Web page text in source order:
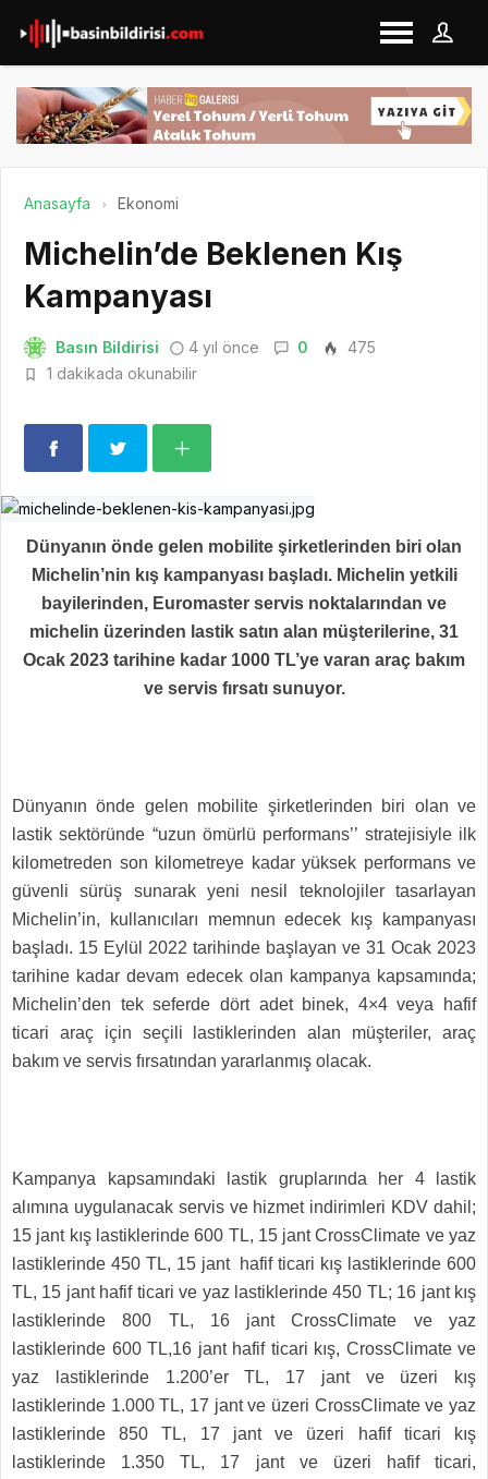
Anasayfa Ekonomi
Michelin’de Beklenen Kış
Kampanyası
Basın Bildirisi 4 yıl önce 0
475
1 dakikada okunabilir
Dünyanın önde gelen mobilite şirketlerinden biri olan
Michelin’nin kış kampanyası başladı. Michelin yetkili
bayilerinden, Euromaster servis noktalarından ve
michelin üzerinden lastik satın alan müşterilerine, 31
Ocak 2023 tarihine kadar 1000 TL’ye varan araç bakım
ve servis fırsatı sunuyor.
Dünyanın önde gelen mobilite şirketlerinden biri olan ve
lastik sektöründe “uzun ömürlü performans’’ stratejisiyle ilk
kilometreden son kilometreye kadar yüksek performans ve
güvenli sürüş sunarak yeni nesil teknolojiler tasarlayan
Michelin’in, kullanıcıları memnun edecek kış kampanyası
başladı. 15 Eylül 2022 tarihinde başlayan ve 31 Ocak 2023
tarihine kadar devam edecek olan kampanya kapsamında;
Michelin’den tek seferde dört adet binek, 4×4 veya hafif
ticari araç için seçili lastiklerinden alan müşteriler, araç
bakım ve servis fırsatından yararlanmış olacak.
Kampanya kapsamındaki lastik gruplarında her 4 lastik
alımına uygulanacak servis ve hizmet indirimleri KDV dahil;
15 jant kış lastiklerinde 600 TL, 15 jant CrossClimate ve yaz
lastiklerinde 450 TL, 15 jant hafif ticari kış lastiklerinde 600
TL, 15 jant hafif ticari ve yaz lastiklerinde 450 TL; 16 jant kış
lastiklerinde 800 TL, 16 jant CrossClimate ve yaz
lastiklerinde 600 TL,16 jant hafif ticari kış, CrossClimate ve
yaz lastiklerinde 1.200’er TL, 17 jant ve üzeri kış
lastiklerinde 1.000 TL, 17 jant ve üzeri CrossClimate ve yaz
lastiklerinde 850 TL, 17 jant ve üzeri hafif ticari kış
lastiklerinde 1.350 TL, 17 jant ve üzeri hafif ticari,